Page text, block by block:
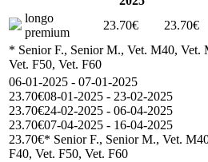
longo
premium
23.70€ 23.70€
* Senior F., Senior M., Vet. M40, Vet.
Vet. F50, Vet. F60
06-01-2025 - 07-01-2025
23.70€08-01-2025 - 23-02-2025
23.70€24-02-2025 - 06-04-2025
23.70€07-04-2025 - 16-04-2025
23.70€* Senior F., Senior M., Vet.
F40, Vet. F50, Vet. F60